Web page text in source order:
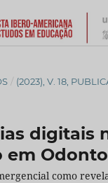
/ (2023), V. 18,
digitais
em
como